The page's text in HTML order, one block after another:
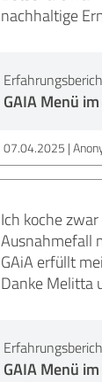
nachhaltige
GAIA Menü
07.04.2025
Ich koche
Ausnahmefall
GAiA erfüllt
Danke Melitta
GAIA Menü